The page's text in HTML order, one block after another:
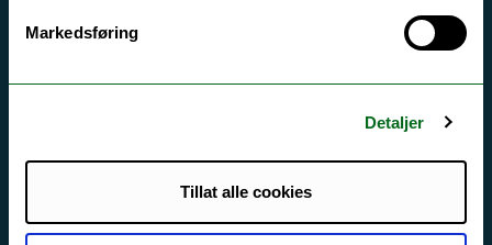
Markedsføring
Detaljer
Tillat alle cookies
Driftsmeldinger
Personvern ved UiT
Sikkerhet, beredskap og personvern
Informasjonskapsler
Tilgjengelighetserklæring